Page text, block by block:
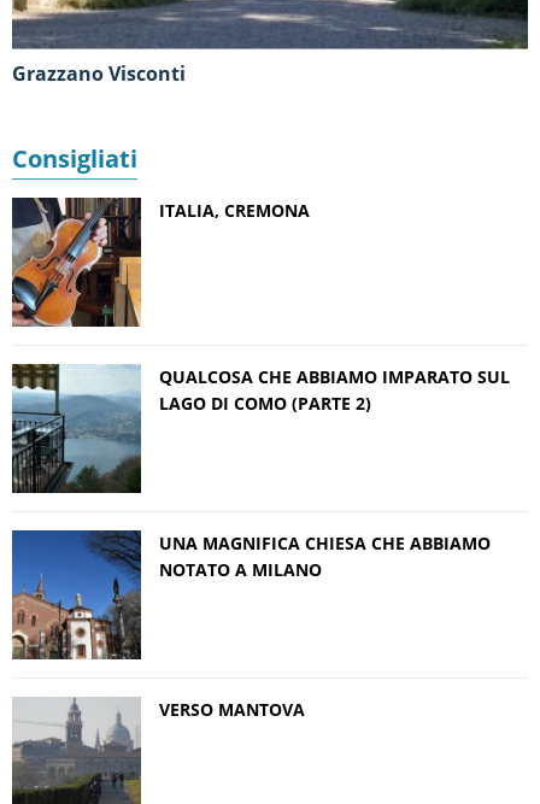
Grazzano Visconti
Consigliati
ITALIA, CREMONA
QUALCOSA CHE ABBIAMO IMPARATO SUL
LAGO DI COMO (PARTE 2)
UNA MAGNIFICA CHIESA CHE ABBIAMO
NOTATO A MILANO
VERSO MANTOVA